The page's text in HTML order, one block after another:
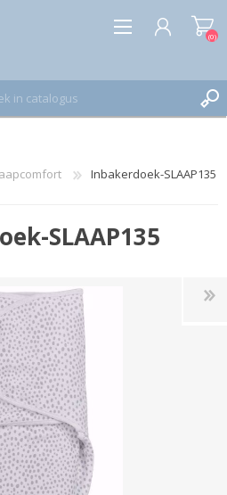
(0)
Inbakerdoek-SLAAP135
SLAAP135